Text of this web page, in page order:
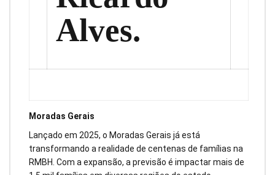
Alves.
Moradas Gerais
Lançado em 2025, o Moradas Gerais já está
transformando a realidade de centenas de famílias na
RMBH. Com a expansão, a previsão é impactar mais de